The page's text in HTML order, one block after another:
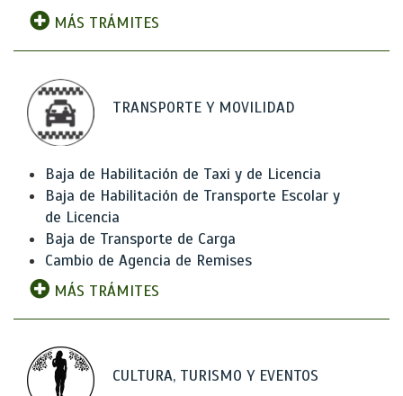
MÁS TRÁMITES
TRANSPORTE Y MOVILIDAD
Baja de Habilitación de Taxi y de Licencia
Baja de Habilitación de Transporte Escolar y
de Licencia
Baja de Transporte de Carga
Cambio de Agencia de Remises
MÁS TRÁMITES
CULTURA, TURISMO Y EVENTOS